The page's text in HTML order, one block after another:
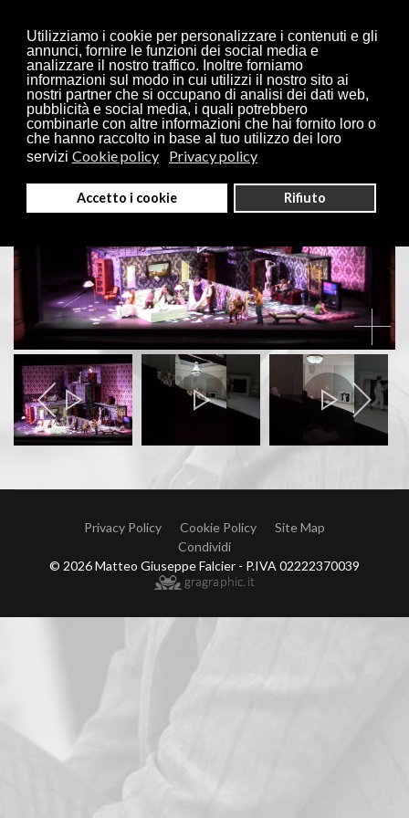
Utilizziamo i cookie per personalizzare i contenuti e gli
annunci, fornire le funzioni dei social media e
analizzare il nostro traffico. Inoltre forniamo
informazioni sul modo in cui utilizzi il nostro sito ai
nostri partner che si occupano di analisi dei dati web,
pubblicità e social media, i quali potrebbero
combinarle con altre informazioni che hai fornito loro o
che hanno raccolto in base al tuo utilizzo dei loro
servizi Cookie policy Privacy policy
Accetto i cookie Rifiuto
Privacy Policy Cookie Policy
Site Map
Condividi
© 2026 Matteo Giuseppe Falcier - P.IVA 02222370039